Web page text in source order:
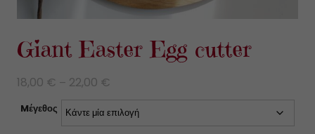
Giant Easter Egg cutter
18,00 € – 22,00 €
18,00 €
Mέγεθος